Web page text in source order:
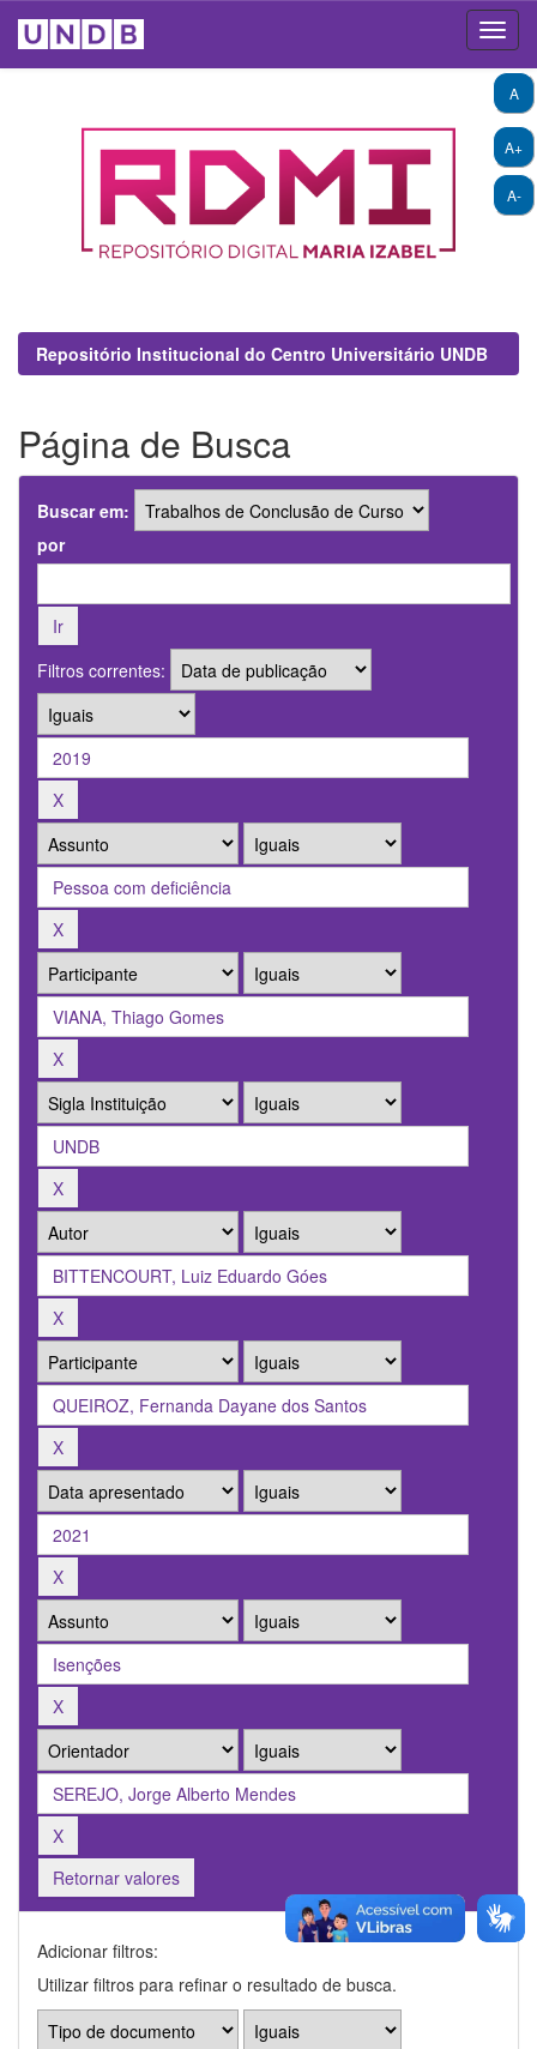
A+
A-
A
Repositório Institucional do Centro Universitário UNDB
Página de Busca
Buscar em:
por
Filtros correntes:
Retornar valores
Adicionar filtros:
Utilizar filtros para refinar o resultado de busca.